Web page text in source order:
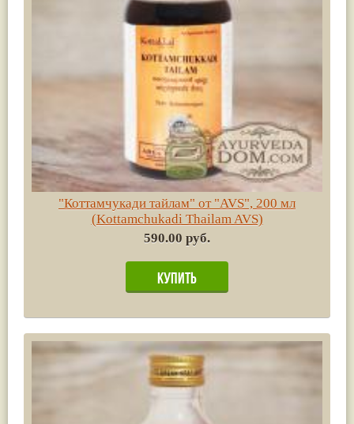
"Коттамчукади тайлам" от "AVS", 200 мл
(Kottamchukadi Thailam AVS)
590.00 руб.